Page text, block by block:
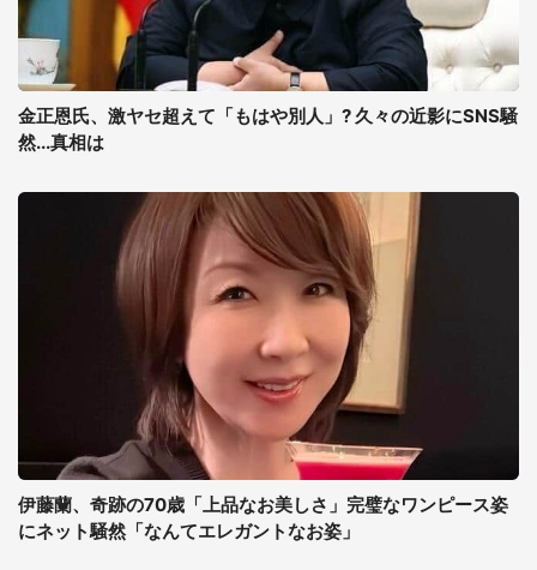
金正恩氏、激ヤセ超えて「もはや別人」? 久々の近影にSNS騒
然...真相は
伊藤蘭、奇跡の70歳「上品なお美しさ」完璧なワンピース姿
にネット騒然「なんてエレガントなお姿」